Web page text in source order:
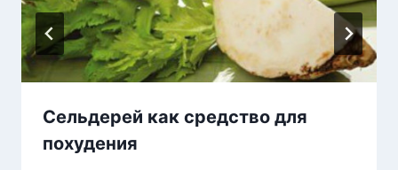
Сельдерей как средство для
похудения